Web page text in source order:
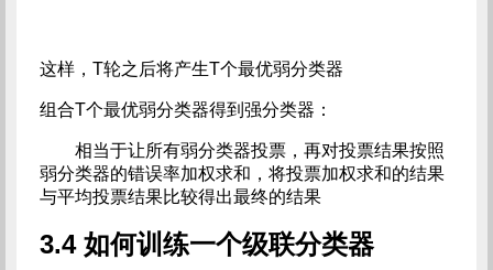
这样，T轮之后将产生T个最优弱分类器
组合T个最优弱分类器得到强分类器：
相当于让所有弱分类器投票，再对投票结果按照
弱分类器的错误率加权求和，将投票加权求和的结果
与平均投票结果比较得出最终的结果
3.4 如何训练一个级联分类器